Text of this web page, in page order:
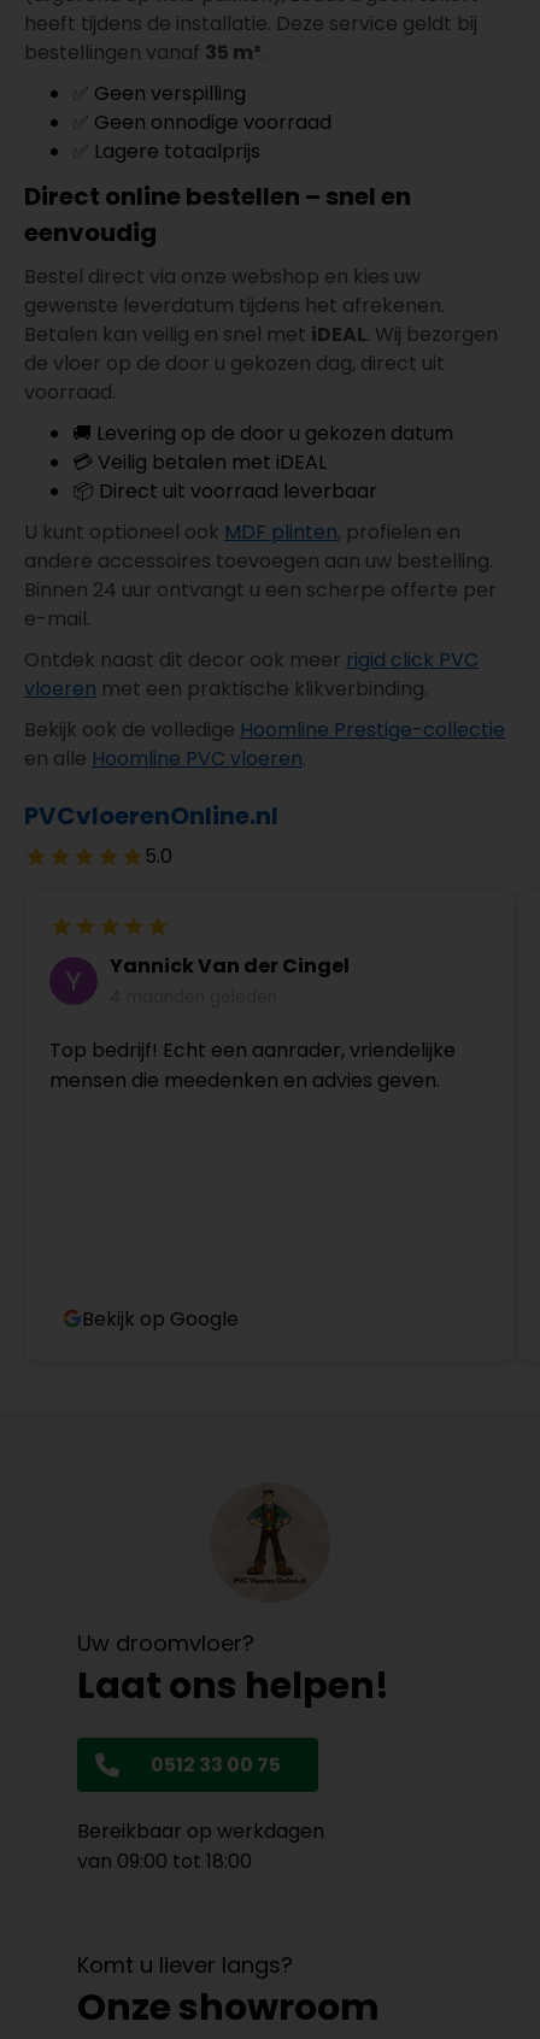
heeft tijdens de installatie. Deze service geldt bij
bestellingen vanaf 35 m².
✅ Geen verspilling
✅ Geen onnodige voorraad
✅ Lagere totaalprijs
Direct online bestellen – snel en
eenvoudig
Bestel direct via onze webshop en kies uw
gewenste leverdatum tijdens het afrekenen.
Betalen kan veilig en snel met iDEAL. Wij bezorgen
de vloer op de door u gekozen dag, direct uit
voorraad.
🚚 Levering op de door u gekozen datum
💳 Veilig betalen met iDEAL
📦 Direct uit voorraad leverbaar
U kunt optioneel ook MDF plinten, profielen en
andere accessoires toevoegen aan uw bestelling.
Binnen 24 uur ontvangt u een scherpe offerte per
e-mail.
Ontdek naast dit decor ook meer rigid click PVC
vloeren met een praktische klikverbinding.
Bekijk ook de volledige Hoomline Prestige-collectie
en alle Hoomline PVC vloeren.
PVCvloerenOnline.nl
5.0
Yannick Van der Cingel
Top bedrijf! Echt een aanrader, vriendelijke
mensen die meedenken en advies geven.
Bekijk op Google
Uw droomvloer?
Laat ons helpen!
0512 33 00 75
Bereikbaar op werkdagen
van 09:00 tot 18:00
Komt u liever langs?
Onze showroom